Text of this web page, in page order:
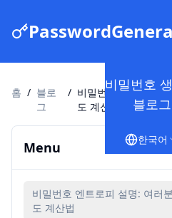
비밀번호
블로그
한국어
홈 / 블로
그
/ 비밀번호 엔트로피
도 계산법
Menu
비밀번호 엔트로피 설명: 여러
도 계산법